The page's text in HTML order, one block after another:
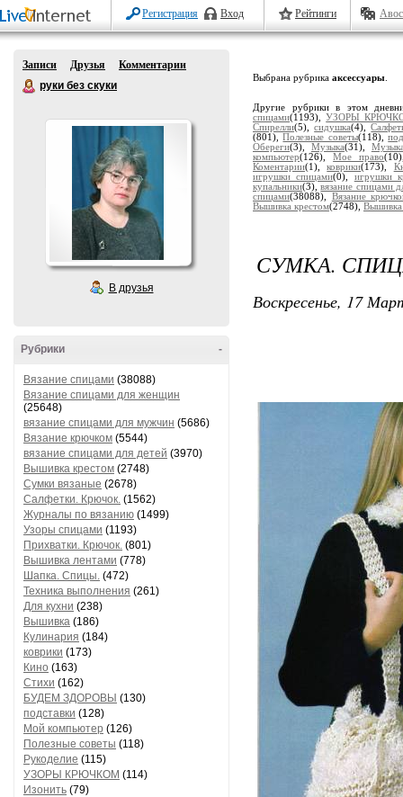
Регистрация Вход Рейтинги
Записи Друзья
Комментарии
руки без скуки
В друзья
-
Рубрики
Вязание спицами (38088)
Вязание спицами для женщин
(25648)
вязание спицами для мужчин (5686)
Вязание крючком (5544)
вязание спицами для детей (3970)
Вышивка крестом (2748)
Сумки вязаные (2678)
Салфетки. Крючок. (1562)
Журналы по вязанию (1499)
Узоры спицами (1193)
Прихватки. Крючок. (801)
Вышивка лентами (778)
Шапка. Спицы. (472)
Техника выполнения (261)
Для кухни (238)
Вышивка (186)
Кулинария (184)
коврики (173)
Кино (163)
Стихи (162)
БУДЕМ ЗДОРОВЫ (130)
подставки (128)
Мой компьютер (126)
Полезные советы (118)
Рукоделие (115)
УЗОРЫ КРЮЧКОМ (114)
Изонить (79)
Выбрана рубрика аксессуары
Другие рубрики в этом
спицами(1193),УЗОРЫ
Спирелли(5),сидушка(4),
(801),Полезные советы(118),
Обереги(3), Музыка(31),
компьютер(126),Мое право
Коментарии(1),коврики(173),
игрушки спицами(0), игрушки
купальники(3),вязание спицами
спицами(38088), Вязание
Вышивка крестом(2748), Вышивка
СУМКА.
Воскресенье, 17